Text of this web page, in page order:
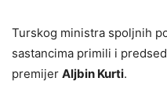
Turskog ministra spoljnih
sastancima primili i
premijer Aljbin Kurti.